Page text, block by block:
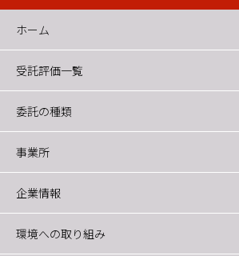
ホーム
受託評価一覧
委託の種類
事業所
企業情報
環境への取り組み